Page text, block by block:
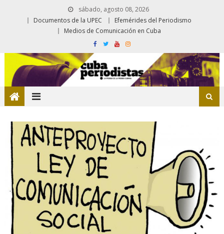
sábado, agosto 08, 2026
Documentos de la UPEC
Efemérides del Periodismo
Medios de Comunicación en Cuba